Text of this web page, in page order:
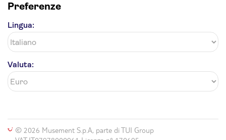
Preferenze
Lingua:
Valuta:
© 2026 Musement S.p.A, parte di TUI Group